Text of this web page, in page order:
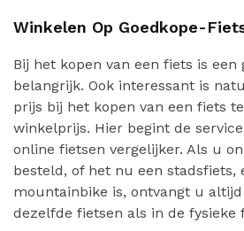
Winkelen Op Goedkope-
Bij het kopen van een fiets is een
belangrijk. Ook interessant is
prijs bij het kopen van een fiets
winkelprijs. Hier begint de
online fietsen vergelijker. Als u
besteld, of het nu een stadsfiets,
mountainbike is, ontvangt u
dezelfde fietsen als in de fysieke